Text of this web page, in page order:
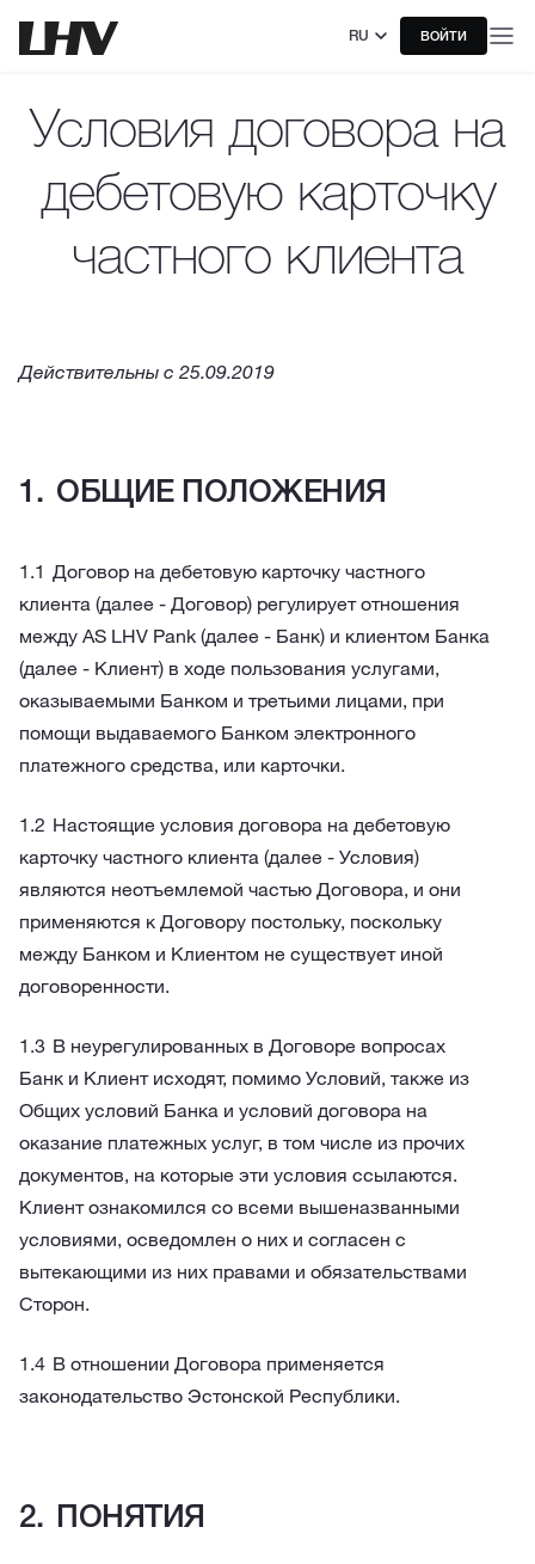
RU ВОЙТИ
Условия договора на
дебетовую карточку
частного клиента
Действительны с 25.09.2019
ОБЩИЕ ПОЛОЖЕНИЯ
Договор на дебетовую карточку частного
клиента (далее - Договор) регулирует отношения
между AS LHV Pank (далее - Банк) и клиентом Банка
(далее - Клиент) в ходе пользования услугами,
оказываемыми Банком и третьими лицами, при
помощи выдаваемого Банком электронного
платежного средства, или карточки.
Настоящие условия договора на дебетовую
карточку частного клиента (далее - Условия)
являются неотъемлемой частью Договора, и они
применяются к Договору постольку, поскольку
между Банком и Клиентом не существует иной
договоренности.
В неурегулированных в Договоре вопросах
Банк и Клиент исходят, помимо Условий, также из
Общих условий Банка и условий договора на
оказание платежных услуг, в том числе из прочих
документов, на которые эти условия ссылаются.
Клиент ознакомился со всеми вышеназванными
условиями, осведомлен о них и согласен с
вытекающими из них правами и обязательствами
Сторон.
В отношении Договора применяется
законодательство Эстонской Республики.
ПОНЯТИЯ